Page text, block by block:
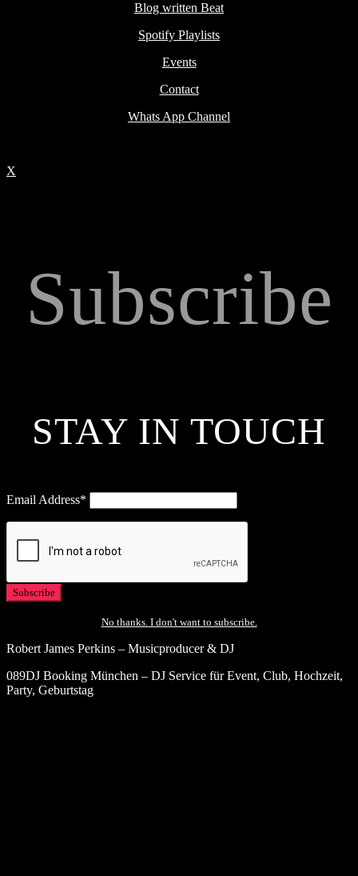
Blog written Beat
Spotify Playlists
Events
Contact
Whats App Channel
X
Subscribe
STAY IN TOUCH
Email Address*
No thanks. I don't want to subscribe.
Robert James Perkins – Musicproducer & DJ
089DJ Booking München – DJ Service für Event, Club, Hochzeit,
Party, Geburtstag